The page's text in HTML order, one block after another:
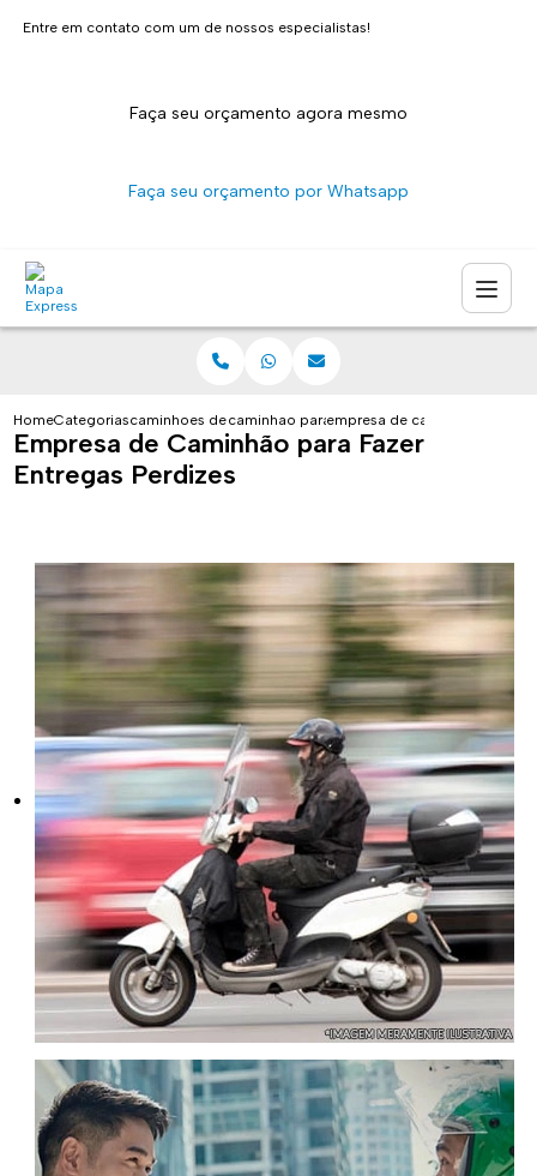
Entre em contato com um de nossos especialistas!
Faça seu orçamento agora mesmo
Faça seu orçamento por Whatsapp
HomeCategoriascaminhoes de entregacaminhao para transporte de encomendas
empresa de caminhao para
Empresa de Caminhão para Fazer
Entregas Perdizes